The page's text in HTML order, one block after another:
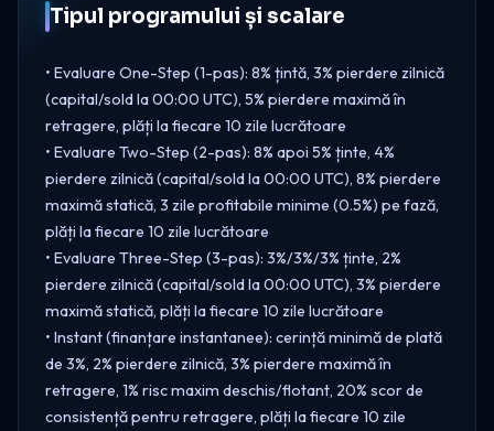
Tipul programului și scalare
• Evaluare One-Step (1-pas): 8% țintă, 3% pierdere zilnică
(capital/sold la 00:00 UTC), 5% pierdere maximă în
retragere, plăți la fiecare 10 zile lucrătoare
• Evaluare Two-Step (2-pas): 8% apoi 5% ținte, 4%
pierdere zilnică (capital/sold la 00:00 UTC), 8% pierdere
maximă statică, 3 zile profitabile minime (0.5%) pe fază,
plăți la fiecare 10 zile lucrătoare
• Evaluare Three-Step (3-pas): 3%/3%/3% ținte, 2%
pierdere zilnică (capital/sold la 00:00 UTC), 3% pierdere
maximă statică, plăți la fiecare 10 zile lucrătoare
• Instant (finanțare instantanee): cerință minimă de plată
de 3%, 2% pierdere zilnică, 3% pierdere maximă în
retragere, 1% risc maxim deschis/flotant, 20% scor de
consistență pentru retragere, plăți la fiecare 10 zile